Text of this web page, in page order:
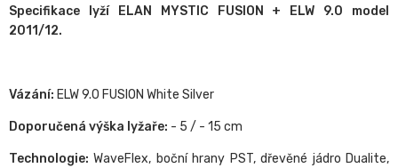
Specifikace lyží ELAN MYSTIC FUSION + ELW 9.0 model
2011/12.
Vázání: ELW 9.0 FUSION White Silver
Doporučená výška lyžaře: - 5 / - 15 cm
Technologie: WaveFlex, boční hrany PST, dřevěné jádro Dualite,